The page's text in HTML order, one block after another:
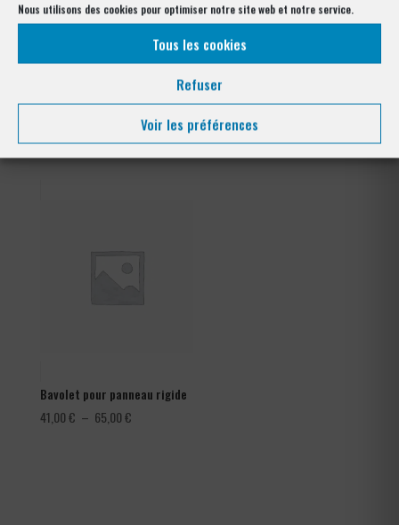
Nous utilisons des cookies pour optimiser notre site web et notre service.
Tous les cookies
Refuser
Voir les préférences
Tendeur Plastifié
Plage
Grillage Bordure Parisienne
Bavolet pour panneau rigide
41,00€ – 65,00€Plage